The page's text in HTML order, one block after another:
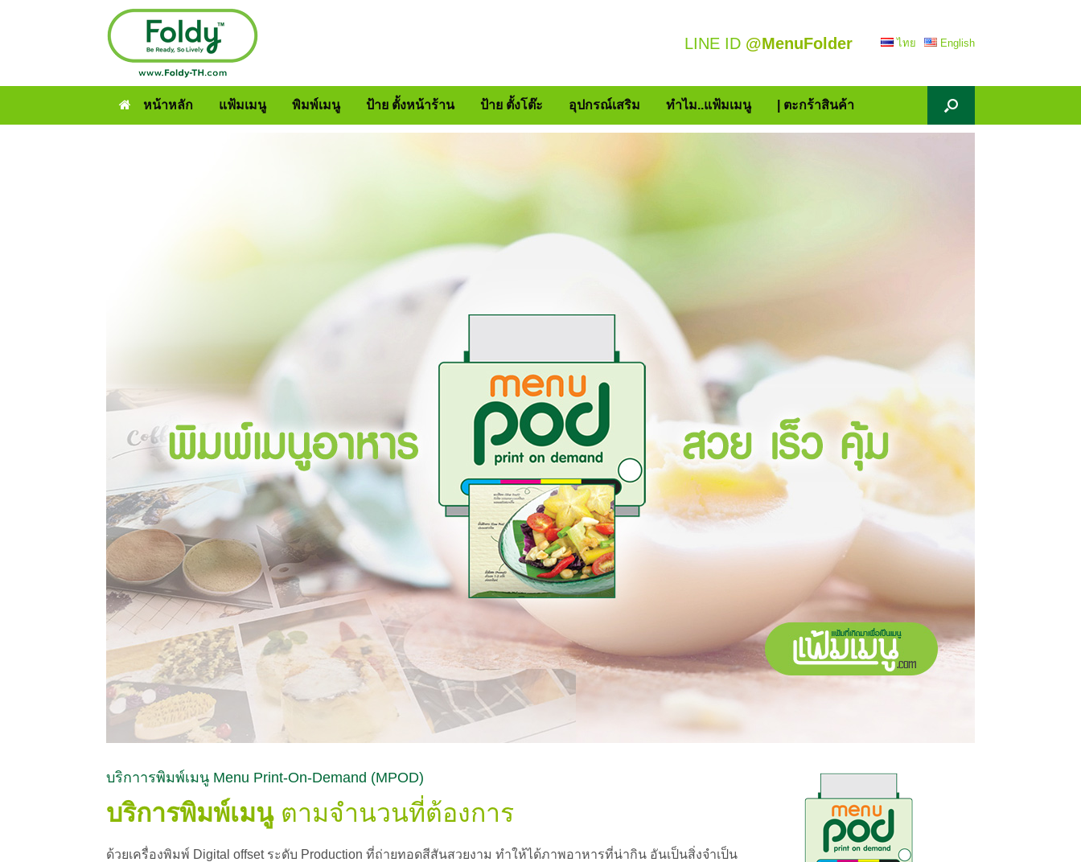
LINE ID @MenuFolder ไทย English
หน้าหลัก แฟ้มเมนู พิมพ์เมนู ป้าย ตั้งหน้าร้าน ป้าย ตั้งโต๊ะ อุปกรณ์เสริม ทำไม..แฟ้มเมนู | ตะกร้าสินค้า
บริกาารพิมพ์เมนู Menu Print-On-Demand (MPOD)
บริการพิมพ์เมนูตามจำนวนที่ต้องการ
ด้วยเครื่องพิมพ์ Digital offset ระดับ Production ที่ถ่ายทอดสีสันสวยงาม ทำให้ได้ภาพอาหารที่น่ากิน อันเป็นสิ่งจำเป็น